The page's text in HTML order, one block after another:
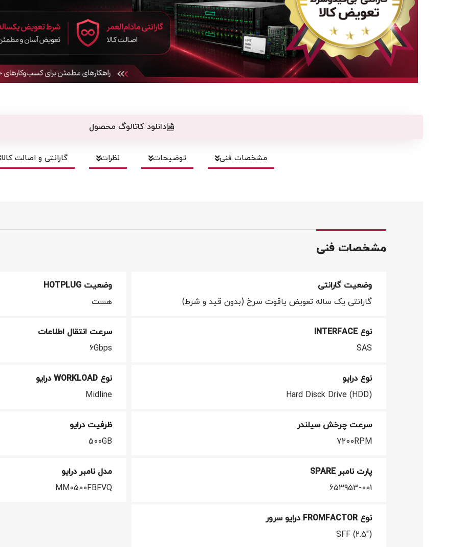
دانلود کاتالوگ محصول
مشخصات فنی توضیحات نظرات گارانتی و اصالت کالا
مشخصات فنی
وضعیت گارانتی
گارانتی یک ساله تعویض یاقوت سرخ (بدون قید و شرط)
وضعیت HOTPLUG
هست
نوع INTERFACE
SAS
سرعت انتقال اطلاعات
6Gbps
نوع درایو
Hard Disck Drive (HDD)
نوع WORKLOAD درایو
Midline
سرعت چرخش سیلندر
7200RPM
ظرفیت درایو
500GB
پارت نامبر SPARE
653953-001
مدل نامبر درایو
MM0500FBFVQ
نوع FROMFACTOR درایو سرور
SFF (2.5")